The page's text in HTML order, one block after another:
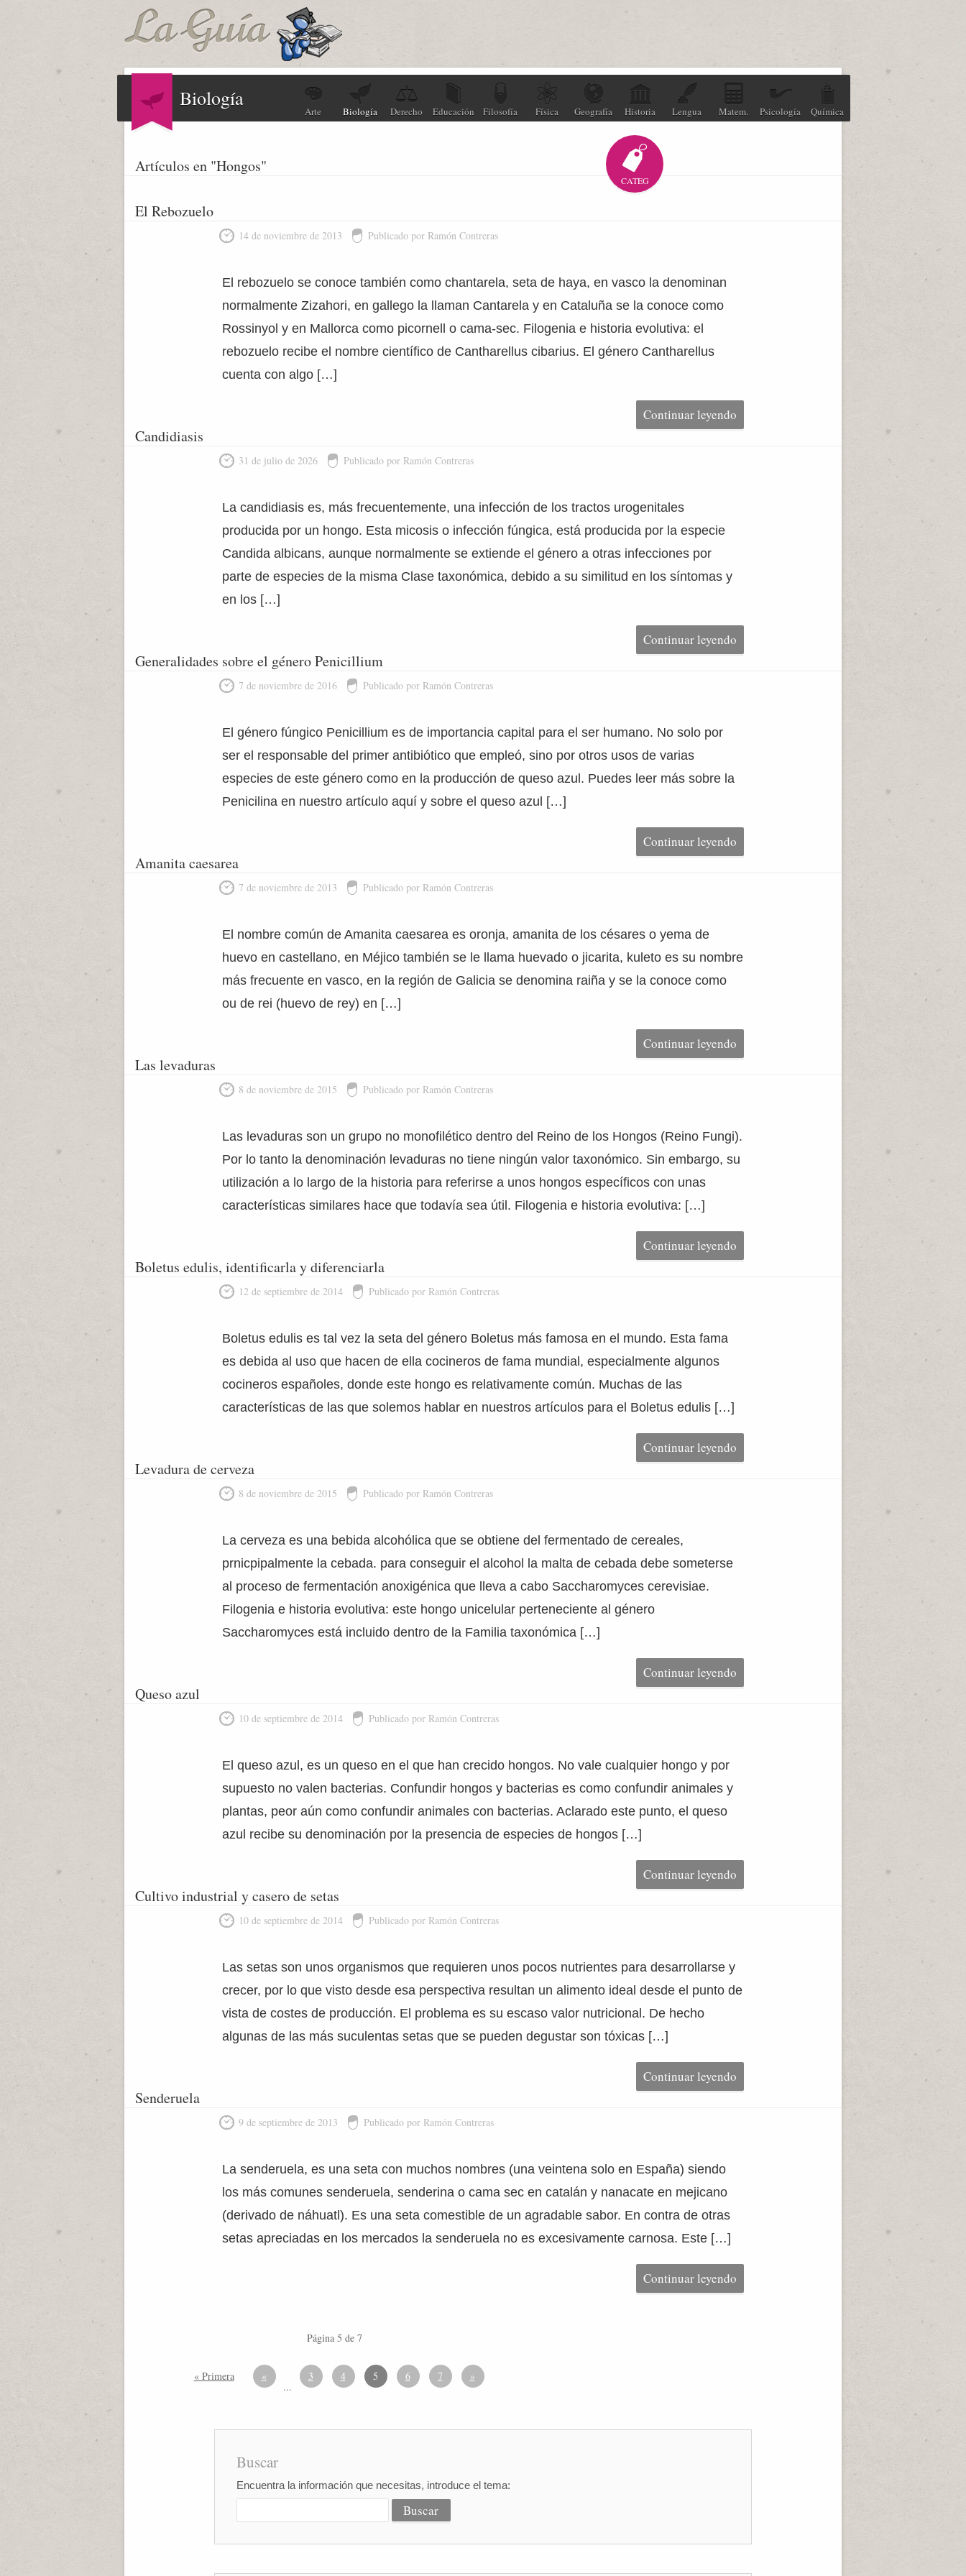
Biología
Arte Biología Derecho Educación Filosofía Física Geografía Historia Lengua Matem. Psicología Química
Artículos en "Hongos"
CATEG
El Rebozuelo
14 de noviembre de 2013 Publicado por Ramón Contreras
El rebozuelo se conoce también como chantarela, seta de haya, en vasco la denominan
normalmente Zizahori, en gallego la llaman Cantarela y en Cataluña se la conoce como
Rossinyol y en Mallorca como picornell o cama-sec. Filogenia e historia evolutiva: el
rebozuelo recibe el nombre científico de Cantharellus cibarius. El género Cantharellus
cuenta con algo […]
Continuar leyendo
Candidiasis
31 de julio de 2026 Publicado por Ramón Contreras
La candidiasis es, más frecuentemente, una infección de los tractos urogenitales
producida por un hongo. Esta micosis o infección fúngica, está producida por la especie
Candida albicans, aunque normalmente se extiende el género a otras infecciones por
parte de especies de la misma Clase taxonómica, debido a su similitud en los síntomas y
en los […]
Continuar leyendo
Generalidades sobre el género Penicillium
7 de noviembre de 2016 Publicado por Ramón Contreras
El género fúngico Penicillium es de importancia capital para el ser humano. No solo por
ser el responsable del primer antibiótico que empleó, sino por otros usos de varias
especies de este género como en la producción de queso azul. Puedes leer más sobre la
Penicilina en nuestro artículo aquí y sobre el queso azul […]
Continuar leyendo
Amanita caesarea
7 de noviembre de 2013 Publicado por Ramón Contreras
El nombre común de Amanita caesarea es oronja, amanita de los césares o yema de
huevo en castellano, en Méjico también se le llama huevado o jicarita, kuleto es su nombre
más frecuente en vasco, en la región de Galicia se denomina raiña y se la conoce como
ou de rei (huevo de rey) en […]
Continuar leyendo
Las levaduras
8 de noviembre de 2015 Publicado por Ramón Contreras
Las levaduras son un grupo no monofilético dentro del Reino de los Hongos (Reino Fungi).
Por lo tanto la denominación levaduras no tiene ningún valor taxonómico. Sin embargo, su
utilización a lo largo de la historia para referirse a unos hongos específicos con unas
características similares hace que todavía sea útil. Filogenia e historia evolutiva: […]
Continuar leyendo
Boletus edulis, identificarla y diferenciarla
12 de septiembre de 2014 Publicado por Ramón Contreras
Boletus edulis es tal vez la seta del género Boletus más famosa en el mundo. Esta fama
es debida al uso que hacen de ella cocineros de fama mundial, especialmente algunos
cocineros españoles, donde este hongo es relativamente común. Muchas de las
características de las que solemos hablar en nuestros artículos para el Boletus edulis […]
Continuar leyendo
Levadura de cerveza
8 de noviembre de 2015 Publicado por Ramón Contreras
La cerveza es una bebida alcohólica que se obtiene del fermentado de cereales,
prnicpipalmente la cebada. para conseguir el alcohol la malta de cebada debe someterse
al proceso de fermentación anoxigénica que lleva a cabo Saccharomyces cerevisiae.
Filogenia e historia evolutiva: este hongo unicelular perteneciente al género
Saccharomyces está incluido dentro de la Familia taxonómica […]
Continuar leyendo
Queso azul
10 de septiembre de 2014 Publicado por Ramón Contreras
El queso azul, es un queso en el que han crecido hongos. No vale cualquier hongo y por
supuesto no valen bacterias. Confundir hongos y bacterias es como confundir animales y
plantas, peor aún como confundir animales con bacterias. Aclarado este punto, el queso
azul recibe su denominación por la presencia de especies de hongos […]
Continuar leyendo
Cultivo industrial y casero de setas
10 de septiembre de 2014 Publicado por Ramón Contreras
Las setas son unos organismos que requieren unos pocos nutrientes para desarrollarse y
crecer, por lo que visto desde esa perspectiva resultan un alimento ideal desde el punto de
vista de costes de producción. El problema es su escaso valor nutricional. De hecho
algunas de las más suculentas setas que se pueden degustar son tóxicas […]
Continuar leyendo
Senderuela
9 de septiembre de 2013 Publicado por Ramón Contreras
La senderuela, es una seta con muchos nombres (una veintena solo en España) siendo
los más comunes senderuela, senderina o cama sec en catalán y nanacate en mejicano
(derivado de náhuatl). Es una seta comestible de un agradable sabor. En contra de otras
setas apreciadas en los mercados la senderuela no es excesivamente carnosa. Este […]
Continuar leyendo
Página 5 de 7
« Primera «
...
3 4 5 6 7 »
Buscar
Encuentra la información que necesitas, introduce el tema: